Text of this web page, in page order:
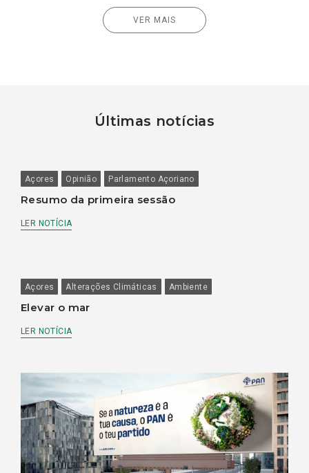
VER MAIS
Últimas notícias
Açores Opinião Parlamento Açoriano
Resumo da primeira sessão
LER NOTÍCIA
Açores Alterações Climáticas Ambiente
Elevar o mar
LER NOTÍCIA